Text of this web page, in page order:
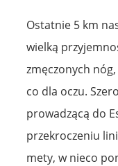
Ostatnie 5 km
wielką
zmęczonych nóg,
co dla oczu.
prowadzącą do
przekroczeniu
mety, w nieco